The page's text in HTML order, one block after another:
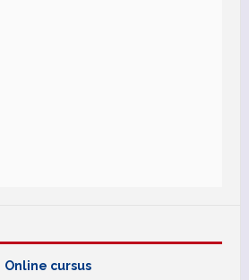
Online cursus